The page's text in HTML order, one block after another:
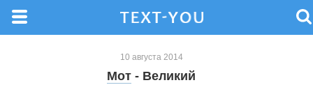
10 августа 2014
Мот - Великий